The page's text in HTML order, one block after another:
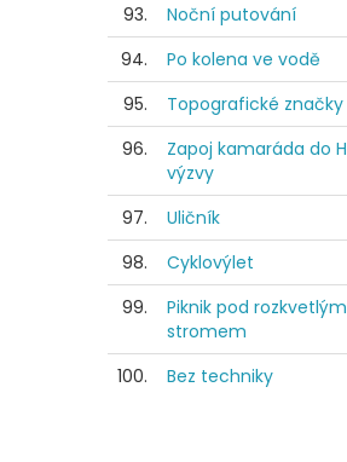
93.
Noční putování
94.
Po kolena ve vodě
95.
Topografické značky
96.
Zapoj kamaráda do
výzvy
97.
Uličník
98.
Cyklovýlet
99.
Piknik pod rozkvetlým
stromem
100.
Bez techniky